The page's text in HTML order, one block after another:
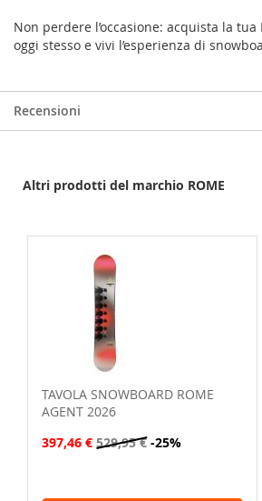
Non perdere l’occasione: acquista la tua
oggi stesso e vivi l’esperienza di
Recensioni
Altri prodotti del marchio ROME
TAVOLA SNOWBOARD ROME
AGENT 2026
397,46 € 529,95 € -25%